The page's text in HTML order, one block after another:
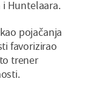
i Huntelaara.
pojačanja
favorizirao
trener